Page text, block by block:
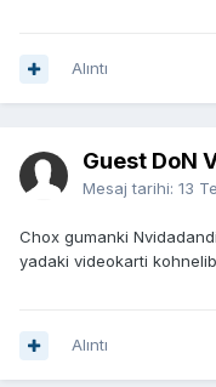
Alıntı
Guest DoN
Mesaj tarihi: 13
Chox gumanki
yadaki videokarti
Alıntı